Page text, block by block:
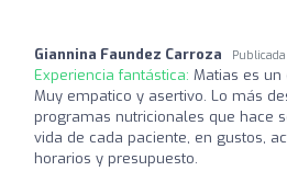
Giannina Faundez Carroza
Experiencia fantástica: Matias es
Muy empatico y asertivo. Lo más
programas nutricionales que hace
vida de cada paciente, en gustos,
horarios y presupuesto.